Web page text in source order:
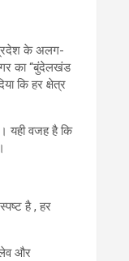
प्रदेश के अलग-
का “बुंदेलखंड
कि हर क्षेत्र
यही वजह है कि
है , हर
और